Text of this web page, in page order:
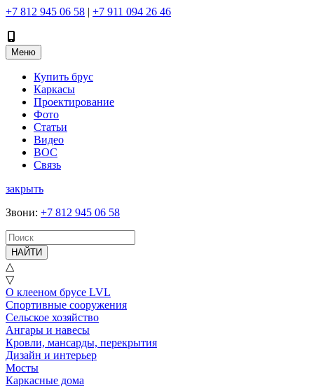
+7 812 945 06 58 | +7 911 094 26 46
Меню
Купить брус
Каркасы
Проектирование
Фото
Статьи
Видео
ВОС
Связь
закрыть
Звони: +7 812 945 06 58
НАЙТИ
△
▽
О клееном брусе LVL
Спортивные сооружения
Сельское хозяйство
Ангары и навесы
Кровли, мансарды, перекрытия
Дизайн и интерьер
Мосты
Каркасные дома